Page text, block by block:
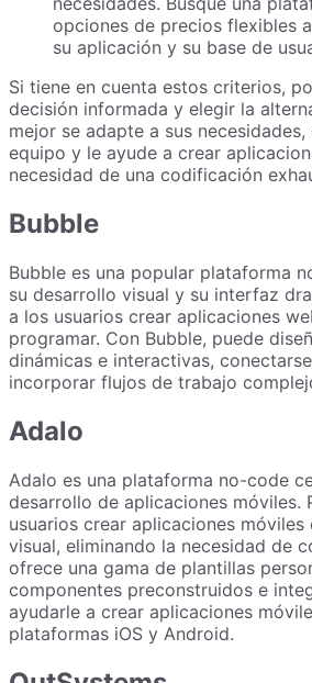
opciones de precios flexibles
su aplicación y su base de
Si tiene en cuenta estos criterios,
decisión informada y elegir la
mejor se adapte a sus
equipo y le ayude a crear
necesidad de una codificación
Bubble
Bubble es una popular plataforma
su desarrollo visual y su interfaz
a los usuarios crear aplicaciones
programar. Con Bubble, puede
dinámicas e interactivas,
incorporar flujos de trabajo
Adalo
Adalo es una plataforma no-code
desarrollo de aplicaciones móviles.
usuarios crear aplicaciones
visual, eliminando la necesidad de
ofrece una gama de plantillas
componentes preconstruidos e
ayudarle a crear aplicaciones
plataformas iOS y Android.